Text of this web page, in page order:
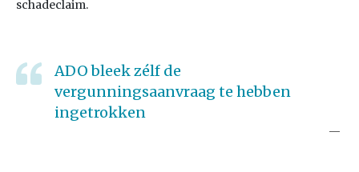
schadeclaim.
ADO bleek zélf de
vergunningsaanvraag te hebben
ingetrokken